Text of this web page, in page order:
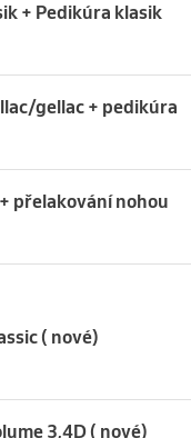
+ Pedikúra klasik
gellac + pedikúra
přelakování nohou
( nové)
3,4D ( nové)